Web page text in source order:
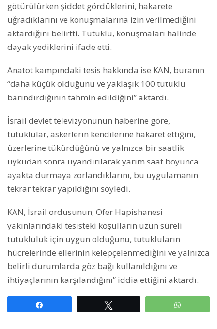
götürülürken şiddet gördüklerini, hakarete
uğradıklarını ve konuşmalarına izin verilmediğini
aktardığını belirtti. Tutuklu, konuşmaları halinde
dayak yediklerini ifade etti.
Anatot kampındaki tesis hakkında ise KAN, buranın
“daha küçük olduğunu ve yaklaşık 100 tutuklu
barındırdığının tahmin edildiğini” aktardı.
İsrail devlet televizyonunun haberine göre,
tutuklular, askerlerin kendilerine hakaret ettiğini,
üzerlerine tükürdüğünü ve yalnızca bir saatlik
uykudan sonra uyandırılarak yarım saat boyunca
ayakta durmaya zorlandıklarını, bu uygulamanın
tekrar tekrar yapıldığını söyledi.
KAN, İsrail ordusunun, Ofer Hapishanesi
yakınlarındaki tesisteki koşulların uzun süreli
tutukluluk için uygun olduğunu, tutukluların
hücrelerinde ellerinin kelepçelenmediğini ve yalnızca
belirli durumlarda göz bağı kullanıldığını ve
ihtiyaçlarının karşılandığını” iddia ettiğini aktardı.